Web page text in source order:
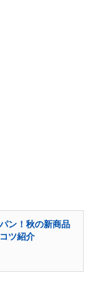
ン！秋の新商品
ツ紹介